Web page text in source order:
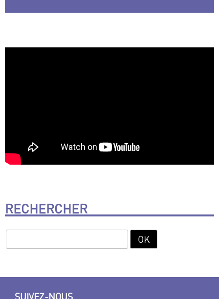
RECHERCHER
SUIVEZ-NOUS